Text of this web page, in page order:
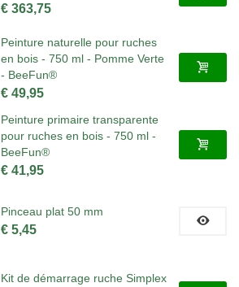
€ 363,75
Peinture naturelle pour ruches
en bois - 750 ml - Pomme Verte
- BeeFun®
€ 49,95
Peinture primaire transparente
pour ruches en bois - 750 ml -
BeeFun®
€ 41,95
Pinceau plat 50 mm
€ 5,45
Kit de démarrage ruche Simplex